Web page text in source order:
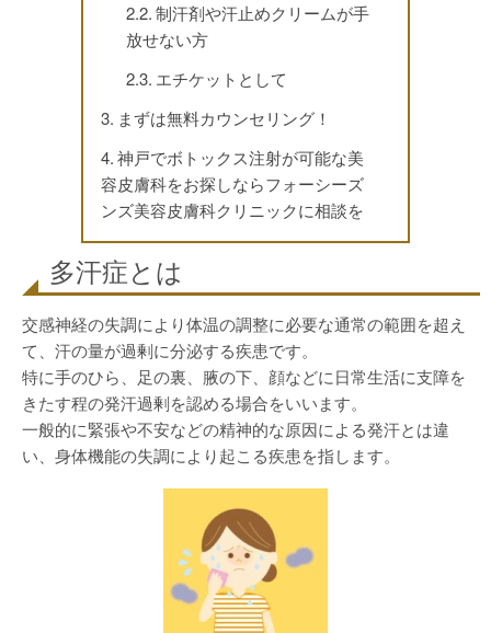
制汗剤や汗止めクリームが手
放せない方
エチケットとして
まずは無料カウンセリング！
神戸でボトックス注射が可能な美
容皮膚科をお探しならフォーシーズ
ンズ美容皮膚科クリニックに相談を
多汗症とは
交感神経の失調により体温の調整に必要な通常の範囲を超え
て、汗の量が過剰に分泌する疾患です。
特に手のひら、足の裏、腋の下、顔などに日常生活に支障を
きたす程の発汗過剰を認める場合をいいます。
一般的に緊張や不安などの精神的な原因による発汗とは違
い、身体機能の失調により起こる疾患を指します。